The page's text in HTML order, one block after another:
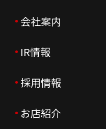
会社案内
会社案内TOP
ご挨拶
会社概要
IR情報
IR情報TOP
ニュースリリース
採用情報
採用情報TOP
お店紹介